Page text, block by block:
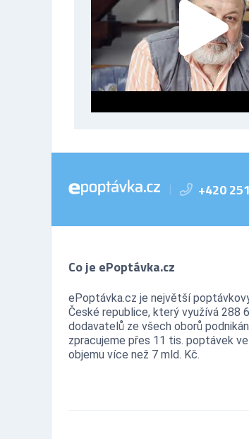
| +420
Co je ePoptávka.cz
ePoptávka.cz je největší
České republice, který využívá 288
dodavatelů ze všech oborů
zpracujeme přes 11 tis. poptávek
objemu více než 7 mld. Kč.